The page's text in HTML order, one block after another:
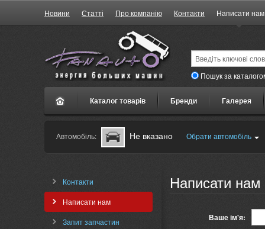
Новини Статті Про компанію Контакти Написати нам
Пошук за
Каталог товарів Бренди Галерея
Автомобіль: Не вказано Обрати автомобіль
Контакти
Написати нам
Запит запчастин
Написати нам
Ваше ім'я: